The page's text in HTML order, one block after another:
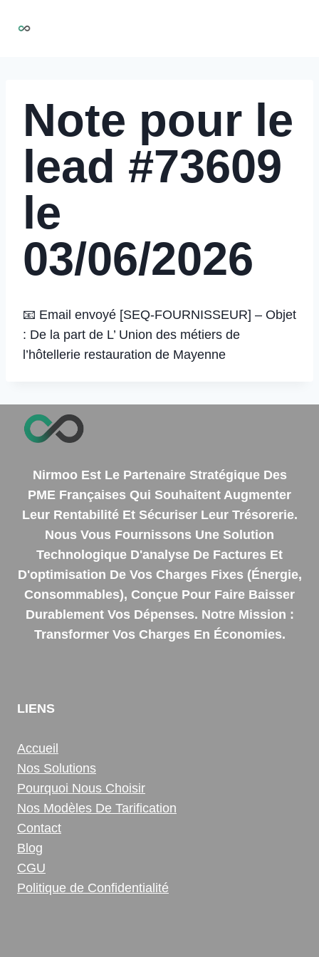
Note pour le
lead #73609
le
03/06/2026
📧 Email envoyé [SEQ-FOURNISSEUR] – Objet
: De la part de L’ Union des métiers de
l’hôtellerie restauration de Mayenne
Nirmoo Est Le Partenaire Stratégique Des
PME Françaises Qui Souhaitent Augmenter
Leur Rentabilité Et Sécuriser Leur Trésorerie.
Nous Vous Fournissons Une Solution
Technologique D'analyse De Factures Et
D'optimisation De Vos Charges Fixes (énergie,
Consommables), Conçue Pour Faire Baisser
Durablement Vos Dépenses. Notre Mission :
Transformer Vos Charges En Économies.
LIENS
Accueil
Nos Solutions
Pourquoi Nous Choisir
Nos Modèles De Tarification
Contact
Blog
CGU
Politique de Confidentialité